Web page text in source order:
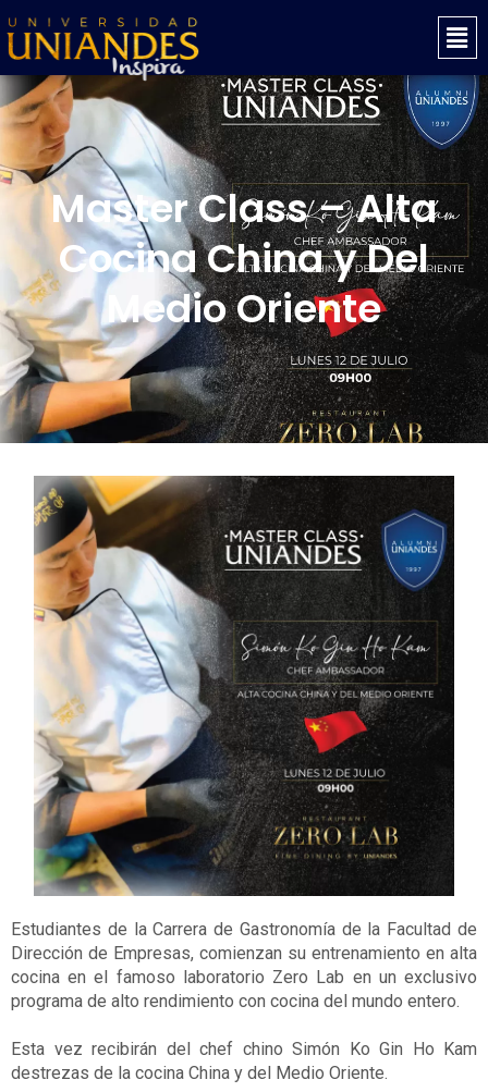
al
contenido
Main
Master Class – Alta
Cocina China y Del
Medio Oriente
Estudiantes de la Carrera de Gastronomía de la Facultad de
Dirección de Empresas, comienzan su entrenamiento en alta
cocina en el famoso laboratorio Zero Lab en un exclusivo
programa de alto rendimiento con cocina del mundo entero.
Esta vez recibirán del chef chino Simón Ko Gin Ho Kam
destrezas de la cocina China y del Medio Oriente.